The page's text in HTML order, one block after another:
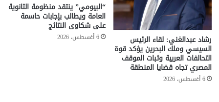
رشاد عبدالغني: لقاء الرئيس
السيسي وملك البحرين يؤكد قوة
التحالفات العربية وثبات الموقف
المصري تجاه قضايا المنطقة
6 أغسطس، 2026
“البيومي” ينتقد منظومة الثانوية
العامة ويطالب بإجابات حاسمة
على شكاوى النتائج
6 أغسطس، 2026